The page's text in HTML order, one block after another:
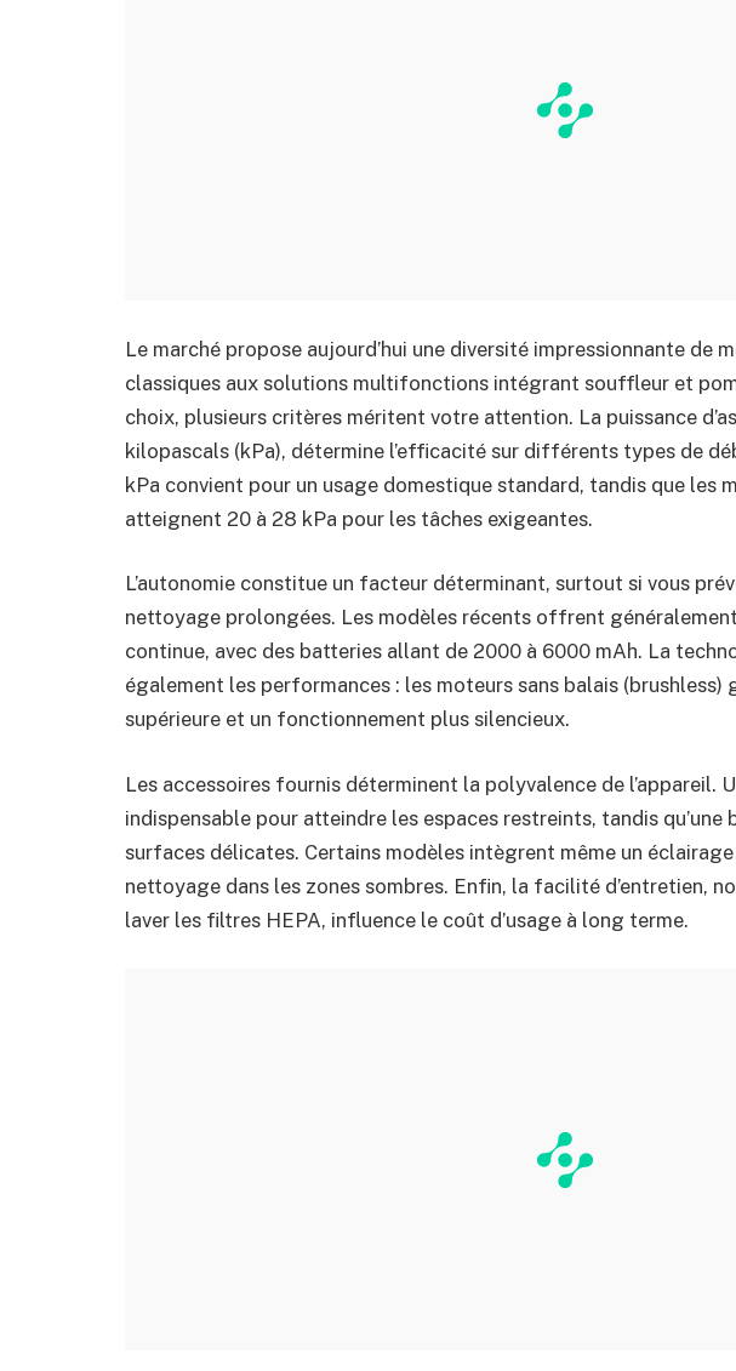
Le marché propose aujourd’hui une diversité impressionnante de
classiques aux solutions multifonctions intégrant souffleur et
choix, plusieurs critères méritent votre attention. La puissance
kilopascals (kPa), détermine l’efficacité sur différents types de
kPa convient pour un usage domestique standard, tandis que les
atteignent 20 à 28 kPa pour les tâches exigeantes.
L’autonomie constitue un facteur déterminant, surtout si vous
nettoyage prolongées. Les modèles récents offrent
continue, avec des batteries allant de 2000 à 6000 mAh. La
également les performances : les moteurs sans balais (brushless)
supérieure et un fonctionnement plus silencieux.
Les accessoires fournis déterminent la polyvalence de l’appareil.
indispensable pour atteindre les espaces restreints, tandis qu’une
surfaces délicates. Certains modèles intègrent même un
nettoyage dans les zones sombres. Enfin, la facilité d’entretien,
laver les filtres HEPA, influence le coût d’usage à long terme.